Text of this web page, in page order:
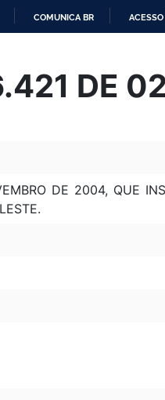
CONTEÚDO
COMUNICA BR
DE
DE 2004, QUE